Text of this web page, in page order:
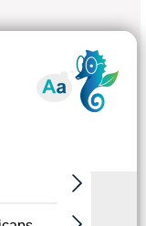
7h à 0h. Le